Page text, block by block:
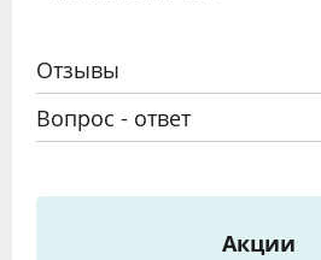
Отзывы
Вопрос - ответ
Акции